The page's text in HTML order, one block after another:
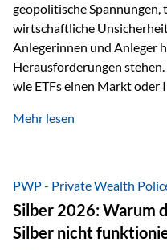
geopolitische
wirtschaftliche
Anlegerinnen und Anleger
Herausforderungen
wie ETFs einen Markt oder
setzen auf die Expertise
Veränderungen geprägt ist,
Herangehensweise einen
Was zeichnet aktive Fonds
Ziel, nicht nur einen Markt
Mehr lesen
PWP - Private Wealth
Silber 2026: Warum
Silber nicht